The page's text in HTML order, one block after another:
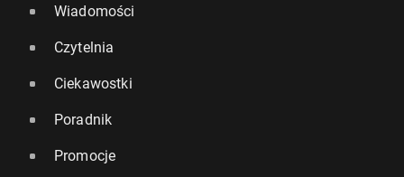
Wiadomości
Czytelnia
Ciekawostki
Poradnik
Promocje